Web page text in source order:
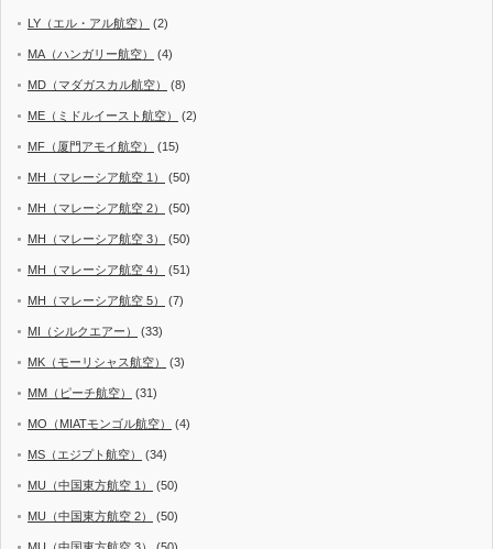
LY（エル・アル航空） (2)
MA（ハンガリー航空） (4)
MD（マダガスカル航空） (8)
ME（ミドルイースト航空） (2)
MF（厦門アモイ航空） (15)
MH（マレーシア航空 1） (50)
MH（マレーシア航空 2） (50)
MH（マレーシア航空 3） (50)
MH（マレーシア航空 4） (51)
MH（マレーシア航空 5） (7)
MI（シルクエアー） (33)
MK（モーリシャス航空） (3)
MM（ピーチ航空） (31)
MO（MIATモンゴル航空） (4)
MS（エジプト航空） (34)
MU（中国東方航空 1） (50)
MU（中国東方航空 2） (50)
MU（中国東方航空 3） (50)